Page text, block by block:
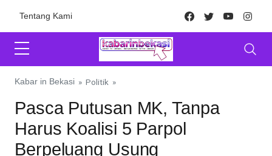
Tentang Kami Facebook
TwitterYoutube
Kabar in Bekasi » Politik »
Pasca Putusan MK, Tanpa
Harus Koalisi 5 Parpol
Berpeluang Usung